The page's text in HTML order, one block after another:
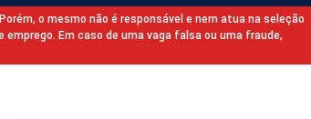
o mesmo não é responsável e nem atua na seleção
Em caso de uma vaga falsa ou uma fraude,